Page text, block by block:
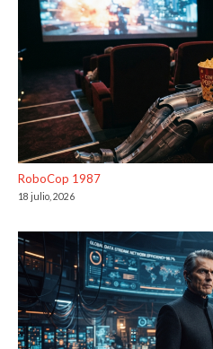
RoboCop 1987
18 julio, 2026